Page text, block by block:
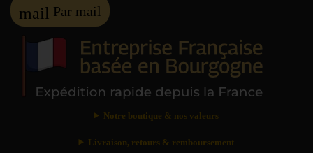
mail Par mail
Notre boutique & nos valeurs
Livraison, retours & remboursement